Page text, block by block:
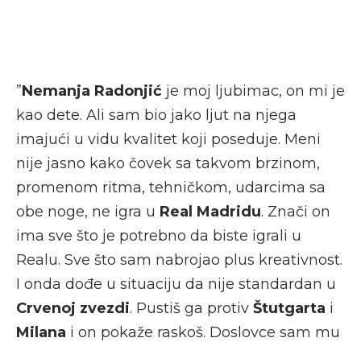
”Nemanja Radonjić je moj ljubimac, on mi je
kao dete. Ali sam bio jako ljut na njega
imajući u vidu kvalitet koji poseduje. Meni
nije jasno kako čovek sa takvom brzinom,
promenom ritma, tehničkom, udarcima sa
obe noge, ne igra u Real Madridu. Znači on
ima sve što je potrebno da biste igrali u
Realu. Sve što sam nabrojao plus kreativnost.
I onda dođe u situaciju da nije standardan u
Crvenoj zvezdi. Pustiš ga protiv Štutgarta i
Milana i on pokaže raskoš. Doslovce sam mu